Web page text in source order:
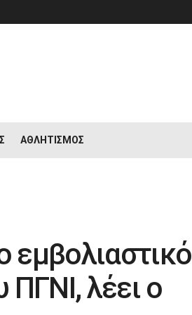
ΑΘΛΗΤΙΣΜΌΣ
εμβολιαστικό
λέει ο